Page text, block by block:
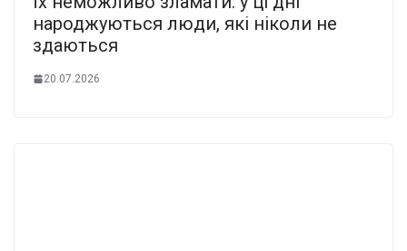
народжуються люди, які ніколи не
здаються
20.07.2026